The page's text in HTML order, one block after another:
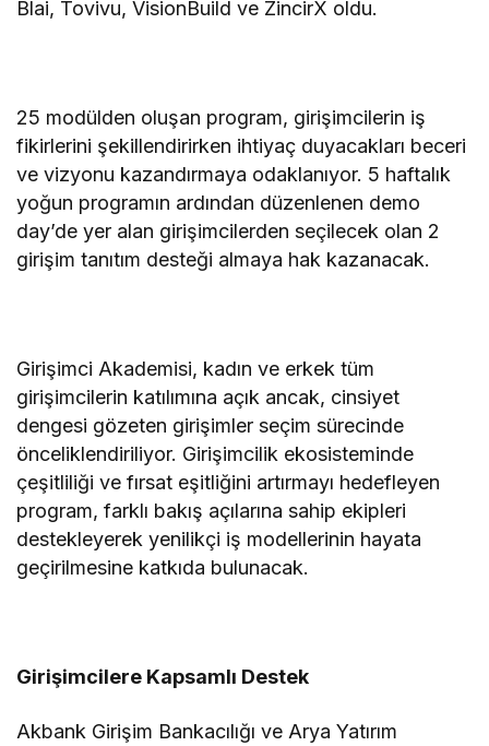
Blai, Tovivu, VisionBuild ve ZincirX oldu.
25 modülden oluşan program, girişimcilerin iş
fikirlerini şekillendirirken ihtiyaç duyacakları beceri
ve vizyonu kazandırmaya odaklanıyor. 5 haftalık
yoğun programın ardından düzenlenen demo
day’de yer alan girişimcilerden seçilecek olan 2
girişim tanıtım desteği almaya hak kazanacak.
Girişimci Akademisi, kadın ve erkek tüm
girişimcilerin katılımına açık ancak, cinsiyet
dengesi gözeten girişimler seçim sürecinde
önceliklendiriliyor. Girişimcilik ekosisteminde
çeşitliliği ve fırsat eşitliğini artırmayı hedefleyen
program, farklı bakış açılarına sahip ekipleri
destekleyerek yenilikçi iş modellerinin hayata
geçirilmesine katkıda bulunacak.
Girişimcilere Kapsamlı Destek
Akbank Girişim Bankacılığı ve Arya Yatırım